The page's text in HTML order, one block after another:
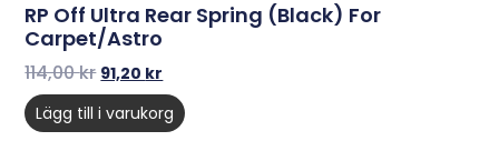
RP Off Ultra Rear Spring (Black) For
Carpet/Astro
114,00kr 91,20 kr
Lägg till i varukorg